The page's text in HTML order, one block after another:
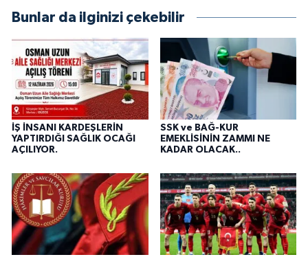
Bunlar da ilginizi çekebilir
İŞ İNSANI KARDEŞLERİN
YAPTIRDIĞI SAĞLIK OCAĞI
AÇILIYOR.
SSK ve BAĞ-KUR
EMEKLİSİNİN ZAMMI NE
KADAR OLACAK..